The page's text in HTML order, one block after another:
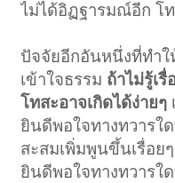
ไม่ได้อิฏฐารมณ์อีก โท
ปัจจัยอีกอันหนึ่งที่ทำใ
เข้าใจธรรม ถ้าไม่รู้เ
โทสะอาจเกิดได้ง่ายๆ
ยินดีพอใจทางทวารใ
สะสมเพิ่มพูนขึ้นเรื่อ
ยินดีพอใจทางทวารใ